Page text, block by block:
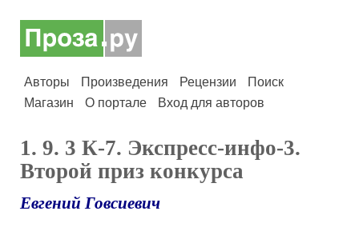
Авторы Произведения Рецензии
Поиск
Магазин
О портале Вход для авторов
1. 9. 3 К-7. Экспресс-инфо-3.
Второй приз конкурса
Евгений Говсиевич